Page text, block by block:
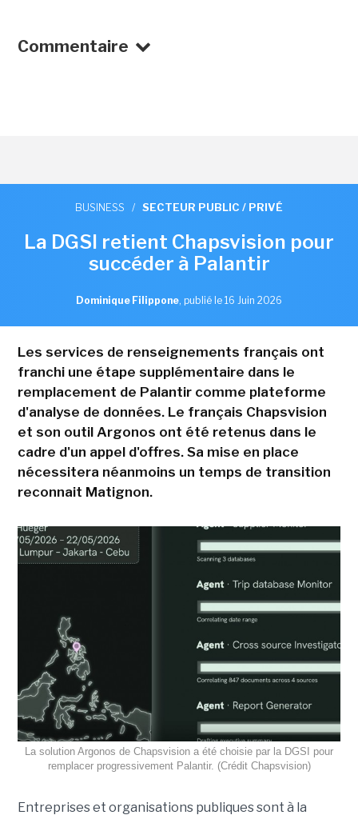
Commentaire
BUSINESS / SECTEUR PUBLIC / PRIVÉ
La DGSI retient Chapsvision pour
succéder à Palantir
Dominique Filippone, publié le 16 Juin 2026
Les services de renseignements français ont
franchi une étape supplémentaire dans le
remplacement de Palantir comme plateforme
d'analyse de données. Le français Chapsvision
et son outil Argonos ont été retenus dans le
cadre d'un appel d'offres. Sa mise en place
nécessitera néanmoins un temps de transition
reconnait Matignon.
La solution Argonos de Chapsvision a été choisie par la DGSI pour
remplacer progressivement Palantir. (Crédit Chapsvision)
Entreprises et organisations publiques sont à la